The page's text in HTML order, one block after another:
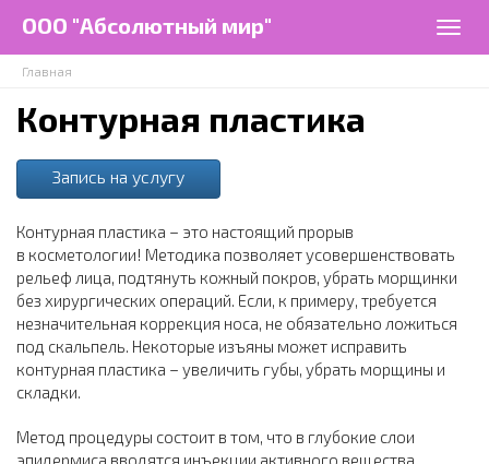
ООО "Абсолютный мир"
Главная
Контурная пластика
Запись на услугу
Контурная пластика – это настоящий прорыв
в косметологии! Методика позволяет усовершенствовать
рельеф лица, подтянуть кожный покров, убрать морщинки
без хирургических операций. Если, к примеру, требуется
незначительная коррекция носа, не обязательно ложиться
под скальпель. Некоторые изъяны может исправить
контурная пластика – увеличить губы, убрать морщины и
складки.
Метод процедуры состоит в том, что в глубокие слои
эпидермиса вводятся инъекции активного вещества